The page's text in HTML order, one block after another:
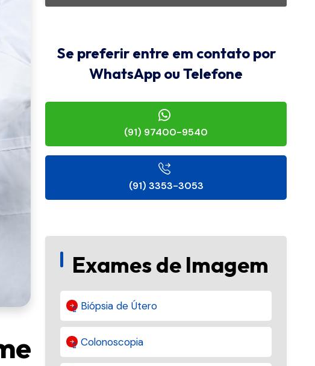
Se preferir entre em contato por
WhatsApp ou Telefone
(91) 97400-9540
(91) 3353-3053
Exames de Imagem
Biópsia de Útero
Colonoscopia